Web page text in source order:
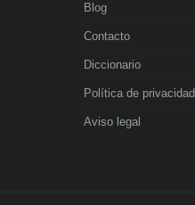
Blog
Contacto
Diccionario
Política de privacidad
Aviso legal